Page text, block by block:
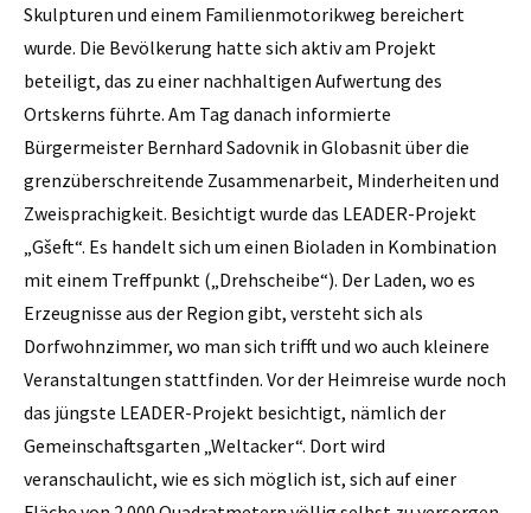
Skulpturen und einem Familienmotorikweg bereichert
wurde. Die Bevölkerung hatte sich aktiv am Projekt
beteiligt, das zu einer nachhaltigen Aufwertung des
Ortskerns führte. Am Tag danach informierte
Bürgermeister Bernhard Sadovnik in Globasnit über die
grenzüberschreitende Zusammenarbeit, Minderheiten und
Zweisprachigkeit. Besichtigt wurde das LEADER-Projekt
„Gšeft“. Es handelt sich um einen Bioladen in Kombination
mit einem Treffpunkt („Drehscheibe“). Der Laden, wo es
Erzeugnisse aus der Region gibt, versteht sich als
Dorfwohnzimmer, wo man sich trifft und wo auch kleinere
Veranstaltungen stattfinden. Vor der Heimreise wurde noch
das jüngste LEADER-Projekt besichtigt, nämlich der
Gemeinschaftsgarten „Weltacker“. Dort wird
veranschaulicht, wie es sich möglich ist, sich auf einer